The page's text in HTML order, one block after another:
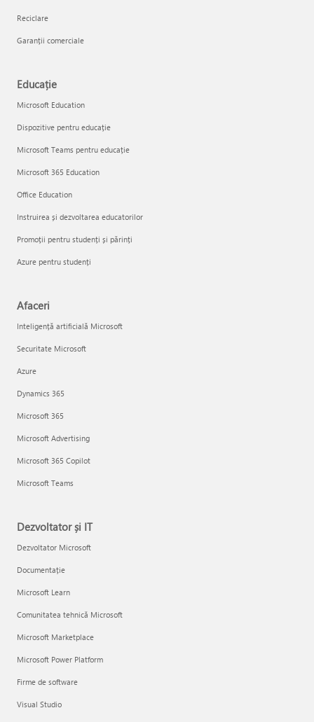
Reciclare
Garanții comerciale
Educație
Microsoft Education
Dispozitive pentru educație
Microsoft Teams pentru educație
Microsoft 365 Education
Office Education
Instruirea și dezvoltarea educatorilor
Promoții pentru studenți și părinți
Azure pentru studenți
Afaceri
Inteligență artificială Microsoft
Securitate Microsoft
Azure
Dynamics 365
Microsoft 365
Microsoft Advertising
Microsoft 365 Copilot
Microsoft Teams
Dezvoltator și IT
Dezvoltator Microsoft
Documentație
Microsoft Learn
Comunitatea tehnică Microsoft
Microsoft Marketplace
Microsoft Power Platform
Firme de software
Visual Studio